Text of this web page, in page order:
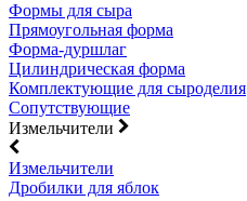
Формы для сыра
Прямоугольная форма
Форма-дуршлаг
Цилиндрическая форма
Комплектующие для сыроделия
Сопутствующие
Измельчители
Измельчители
Дробилки для яблок